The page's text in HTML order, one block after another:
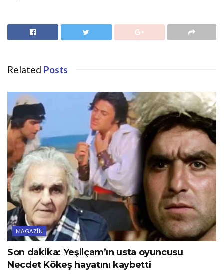
Related Posts
MAGAZIN
Son dakika: Yeşilçam’ın usta oyuncusu
Necdet Kökeş hayatını kaybetti